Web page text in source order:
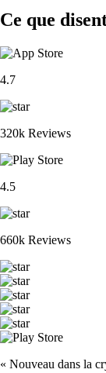
Ce que
4.7
320k Reviews
4.5
660k Reviews
« Nouveau dans la